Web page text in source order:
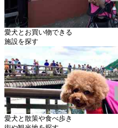
愛犬とお買い物できる
施設を探す
愛犬と散策や食べ歩き